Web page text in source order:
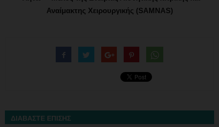
Αναίμακτης Χειρουργικής (SAMNAS)
ΔΙΑΒΑΣΤΕ ΕΠΙΣΗΣ